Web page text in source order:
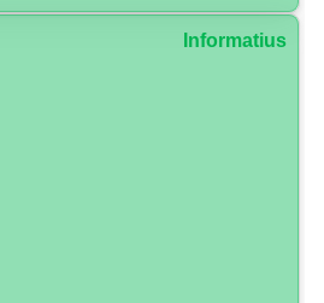
Informatius